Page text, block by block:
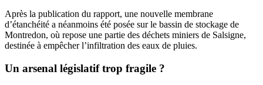
Après la publication du rapport, une nouvelle membrane
d’étanchéité a néanmoins été posée sur le bassin de stockage de
Montredon, où repose une partie des déchets miniers de Salsigne,
destinée à empêcher l’infiltration des eaux de pluies.
Un arsenal législatif trop fragile ?